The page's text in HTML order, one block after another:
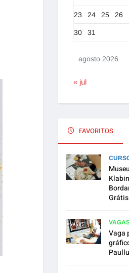
agosto 2026
23 24 25 26
30 31
« jul
FAVORITOS
Grátis
Vaga